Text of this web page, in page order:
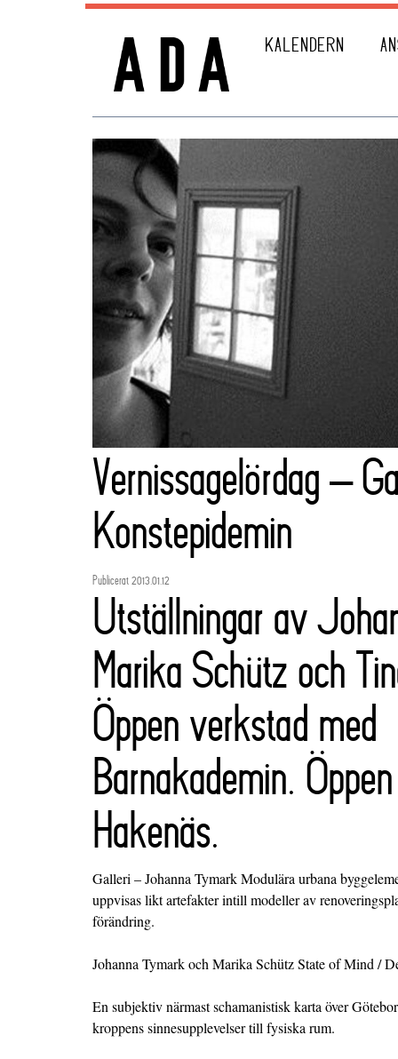
KALENDERN
Vernissagelördag –
Konstepidemin
Publicerat 2013.01.12
Utställningar av
Marika Schütz och
Öppen verkstad med
Barnakademin.
Hakenäs.
Galleri – Johanna Tymark Modulära urbana
uppvisas likt artefakter intill modeller av
förändring.
Johanna Tymark och Marika Schütz State of Mind /
En subjektiv närmast schamanistisk karta över
kroppens sinnesupplevelser till fysiska rum.